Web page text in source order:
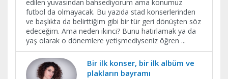
edilen yuvasından bahsediyorum ama konumuz
futbol da olmayacak. Bu yazıda stad konserlerinden
ve başlıkta da belirttiğim gibi bir tür geri dönüşten söz
edeceğim. Ama neden ikinci? Bunu hatırlamak ya da
yaş olarak o dönemlere yetişmediyseniz öğren ...
Bir ilk konser, bir ilk albüm ve
plakların bayramı